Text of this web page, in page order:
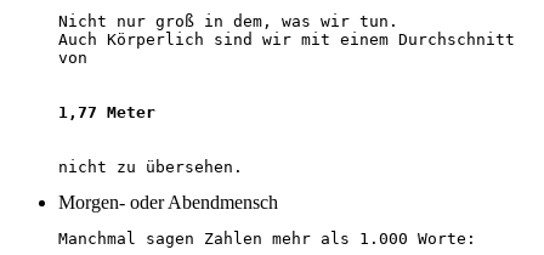
Nicht nur groß in dem, was wir tun.
Auch Körperlich sind wir mit einem Durchschnitt
von
1,77 Meter
nicht zu übersehen.
Morgen- oder Abendmensch
Manchmal sagen Zahlen mehr als 1.000 Worte: